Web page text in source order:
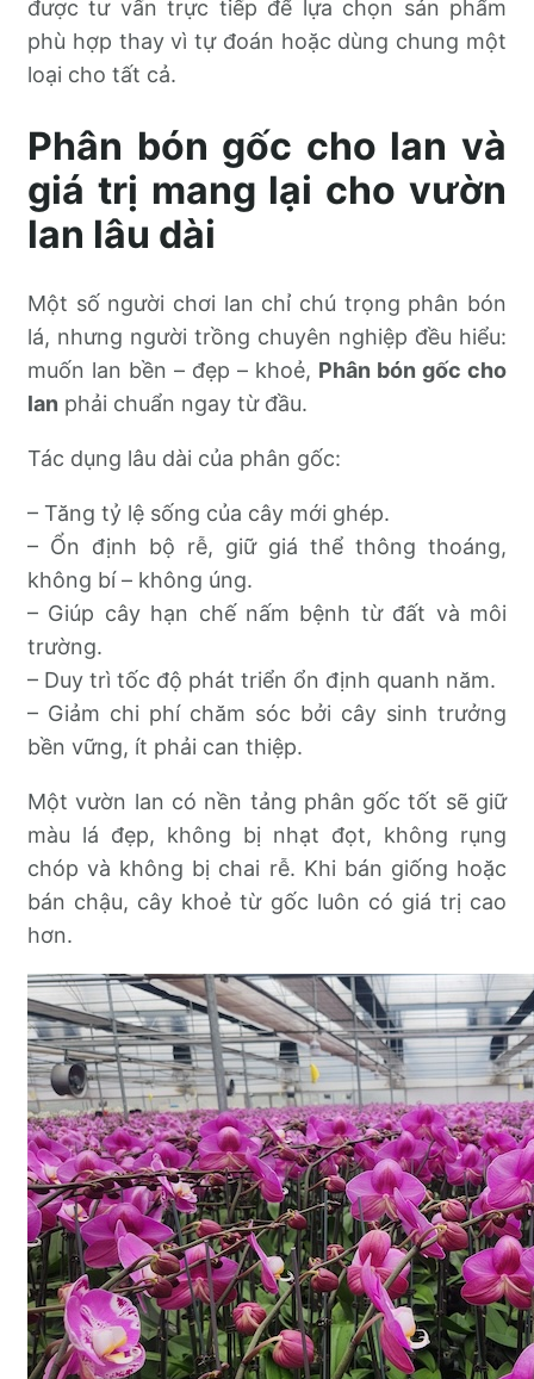
được tư vấn trực tiếp để lựa chọn sản phẩm
phù hợp thay vì tự đoán hoặc dùng chung một
loại cho tất cả.
Phân bón gốc cho lan và
giá trị mang lại cho vườn
lan lâu dài
Một số người chơi lan chỉ chú trọng phân bón
lá, nhưng người trồng chuyên nghiệp đều hiểu:
muốn lan bền – đẹp – khoẻ, Phân bón gốc cho
lan phải chuẩn ngay từ đầu.
Tác dụng lâu dài của phân gốc:
– Tăng tỷ lệ sống của cây mới ghép.
– Ổn định bộ rễ, giữ giá thể thông thoáng,
không bí – không úng.
– Giúp cây hạn chế nấm bệnh từ đất và môi
trường.
– Duy trì tốc độ phát triển ổn định quanh năm.
– Giảm chi phí chăm sóc bởi cây sinh trưởng
bền vững, ít phải can thiệp.
Một vườn lan có nền tảng phân gốc tốt sẽ giữ
màu lá đẹp, không bị nhạt đọt, không rụng
chóp và không bị chai rễ. Khi bán giống hoặc
bán chậu, cây khoẻ từ gốc luôn có giá trị cao
hơn.